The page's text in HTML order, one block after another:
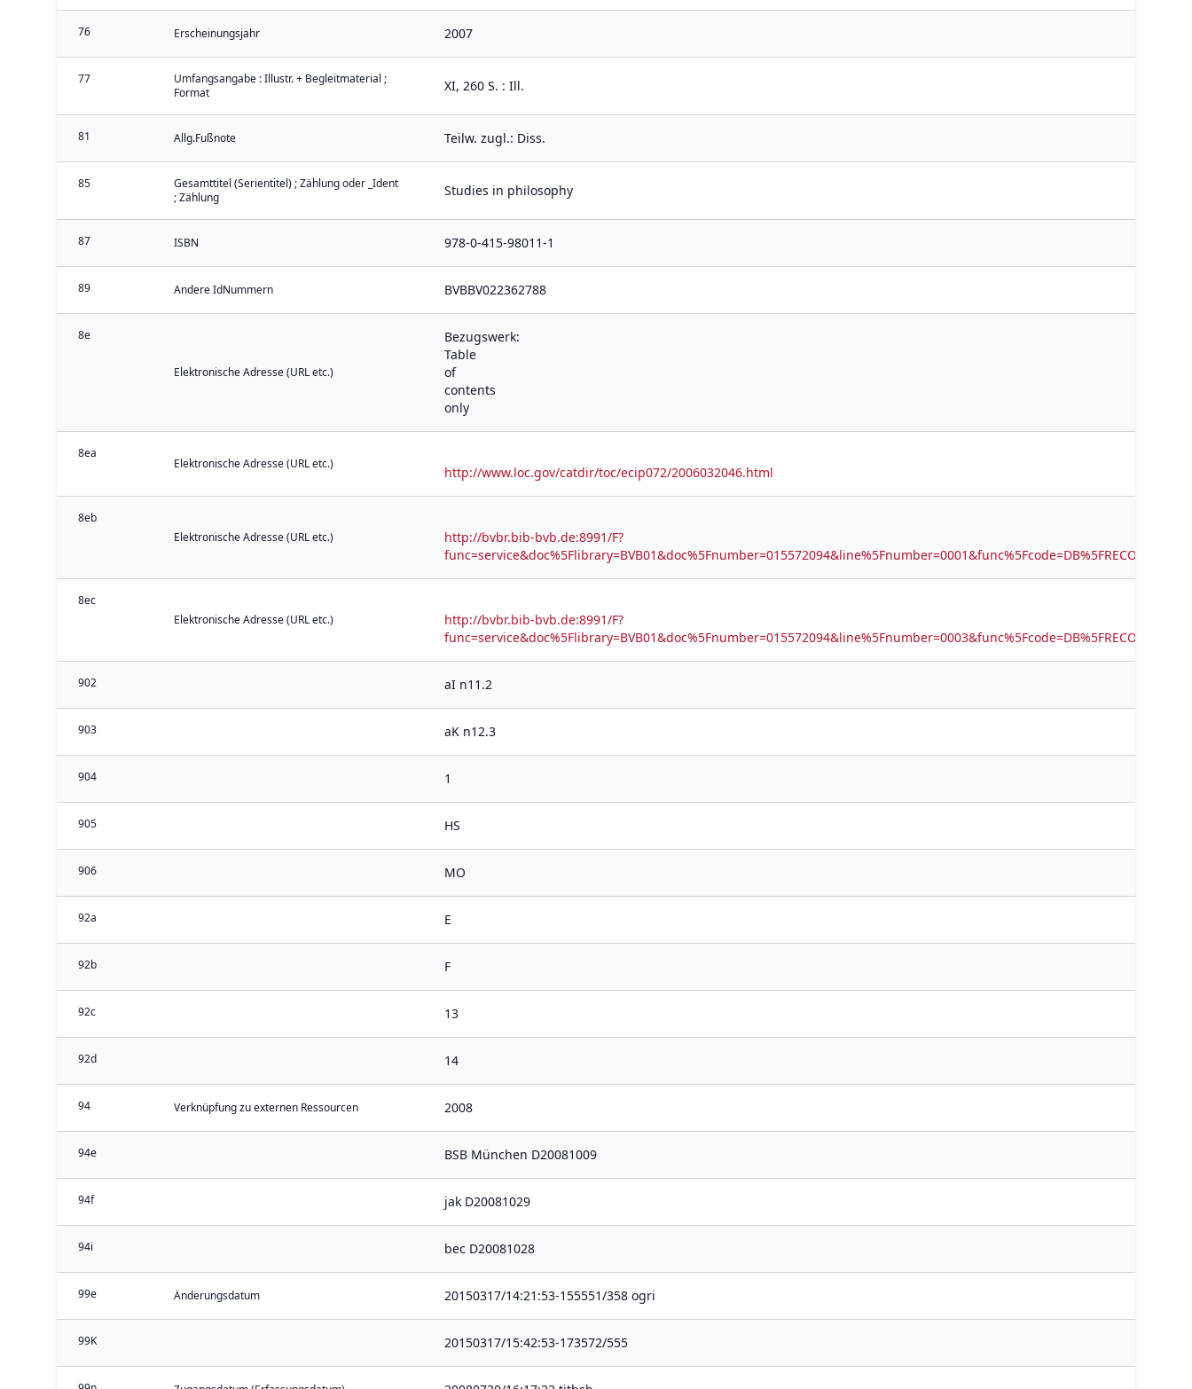
76 Erscheinungsjahr 2007
77
Umfangsangabe : Illustr. + Begleitmaterial ;
Format
XI, 260 S. : Ill.
81 Allg.Fußnote Teilw. zugl.: Diss.
85
Gesamttitel (Serientitel) ; Zählung oder _Ident
; Zählung
Studies in philosophy
87 ISBN 978-0-415-98011-1
89 Andere IdNummern BVBBV022362788
8e
Elektronische Adresse (URL etc.)
Bezugswerk:
Table
of
contents
only
8ea
Elektronische Adresse (URL etc.)
http://www.loc.gov/catdir/toc/ecip072/2006032046.html
8eb
Elektronische Adresse (URL etc.)
http://bvbr.bib-bvb.de:8991/F?
8ec
Elektronische Adresse (URL etc.)
http://bvbr.bib-bvb.de:8991/F?
902 aI n11.2
903 aK n12.3
904 1
905 HS
906 MO
92a E
92b F
92c 13
92d 14
94 Verknüpfung zu externen Ressourcen 2008
94e BSB München D20081009
94f jak D20081029
94i bec D20081028
99e Änderungsdatum 20150317/14:21:53-155551/358 ogri
99K 20150317/15:42:53-173572/555